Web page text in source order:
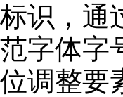
标识，通
范字体字
位调整要